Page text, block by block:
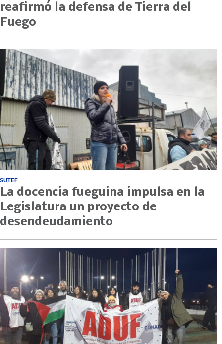
reafirmó la defensa de Tierra del
Fuego
SUTEF
La docencia fueguina impulsa en la
Legislatura un proyecto de
desendeudamiento